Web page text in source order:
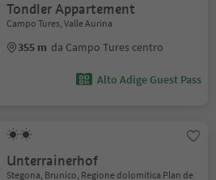
Tondler Appartement
Campo Tures, Valle Aurina
355 m da Campo Tures centro
Alto Adige Guest Pass
Unterrainerhof
Stegona, Brunico, Regione dolomitica Plan de